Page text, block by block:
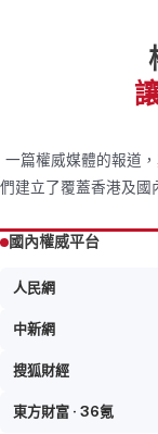
一篇權威媒體的報道
們建立了覆蓋香港及國
國內權威平台
人民網
中新網
搜狐財經
東方財富 · 36氪